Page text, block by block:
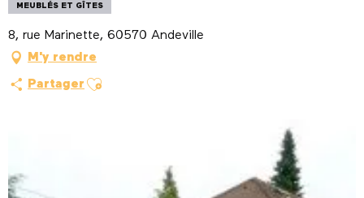
MEUBLÉS ET GÎTES
8, rue Marinette, 60570 Andeville
M'y rendre
Partager Ajouter aux favoris